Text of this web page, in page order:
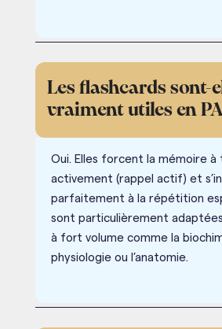
Les flashcards sont-
vraiment utiles en
Oui. Elles forcent la mémoire à
activement (rappel actif) et
parfaitement à la répétition
sont particulièrement
à fort volume comme la
physiologie ou l’anatomie.